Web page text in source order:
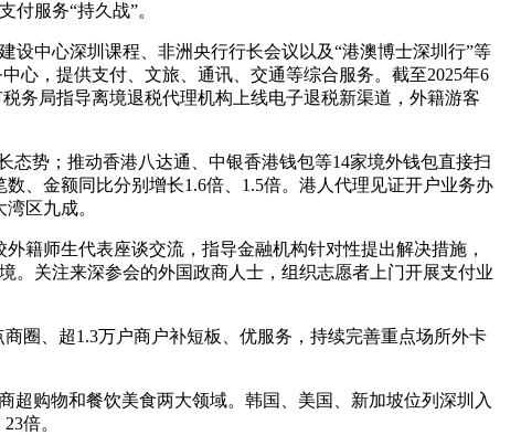
服务“持久战”。
中心深圳课程、非洲央行行长会议以及“港澳博士深圳行”等
心，提供支付、文旅、通讯、交通等综合服务。截至2025年6
务局指导离境退税代理机构上线电子退税新渠道，外籍游客
势；推动香港八达通、中银香港钱包等14家境外钱包直接扫
、金额同比分别增长1.6倍、1.5倍。港人代理见证开户业务办
区九成。
籍师生代表座谈交流，指导金融机构针对性提出解决措施，
。关注来深参会的外国政商人士，组织志愿者上门开展支付业
圈、超1.3万户商户补短板、优服务，持续完善重点场所外卡
超购物和餐饮美食两大领域。韩国、美国、新加坡位列深圳入
倍。